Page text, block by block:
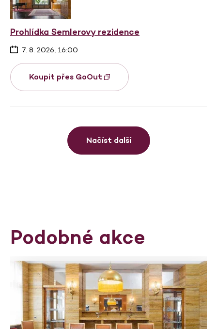
Prohlídka Semlerovy rezidence
7. 8. 2026, 16:00
Koupit přes GoOut
Načíst další
Podobné akce